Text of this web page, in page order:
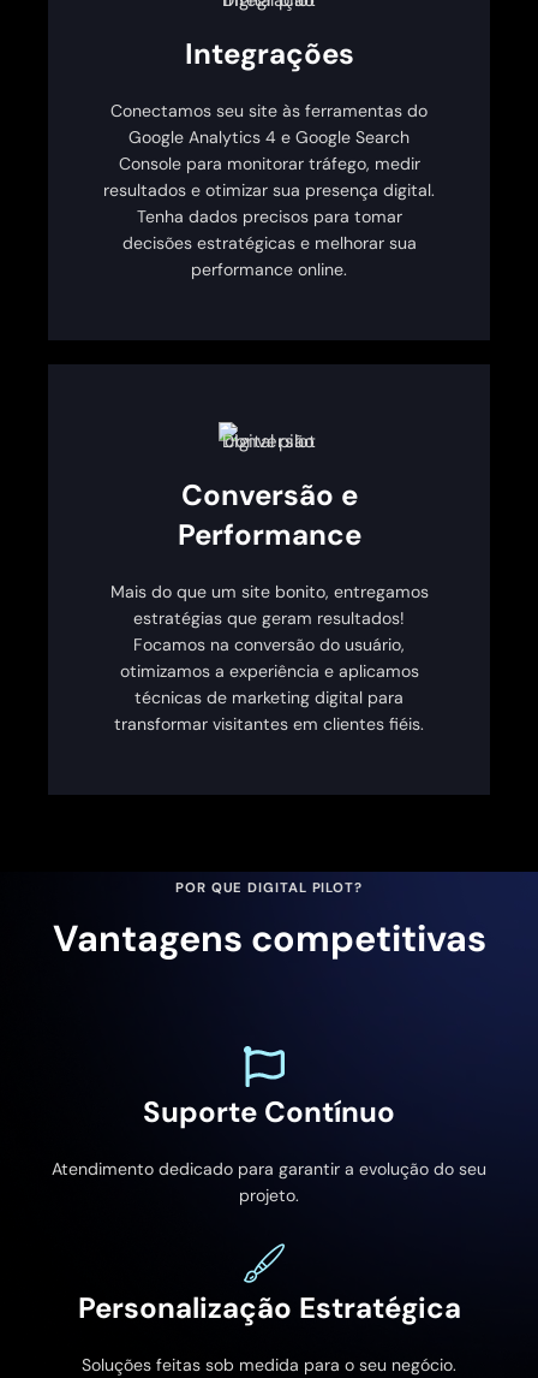
Integrações
Conectamos seu site às ferramentas do
Google Analytics 4 e Google Search
Console para monitorar tráfego, medir
resultados e otimizar sua presença digital.
Tenha dados precisos para tomar
decisões estratégicas e melhorar sua
performance online.
Conversão e
Performance
Mais do que um site bonito, entregamos
estratégias que geram resultados!
Focamos na conversão do usuário,
otimizamos a experiência e aplicamos
técnicas de marketing digital para
transformar visitantes em clientes fiéis.
POR QUE DIGITAL PILOT?
Vantagens competitivas
Suporte Contínuo
Atendimento dedicado para garantir a evolução do seu
projeto.
Personalização Estratégica
Soluções feitas sob medida para o seu negócio.